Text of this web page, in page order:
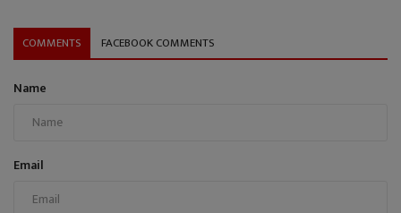
COMMENTS FACEBOOK COMMENTS
Name
Email